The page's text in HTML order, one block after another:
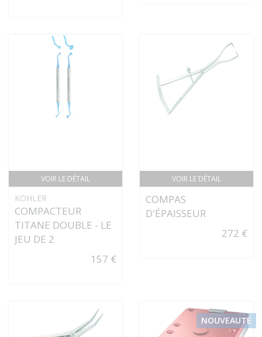
VOIR LE DÉTAIL
KOHLER
COMPACTEUR
TITANE DOUBLE - LE
JEU DE 2
157 €
VOIR LE DÉTAIL
COMPAS
D'ÉPAISSEUR
272 €
NOUVEAUTÉ